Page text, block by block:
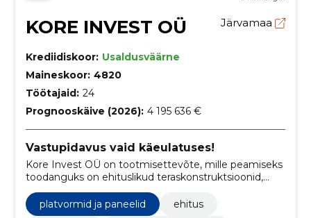
KORE INVEST OÜ Järvamaa
Krediidiskoor: Usaldusväärne
Maineskoor: 4820
Töötajaid: 24
Prognooskäive (2026): 4 195 636 €
Vastupidavus vaid käeulatuses!
Kore Invest OÜ on tootmisettevõte, mille peamiseks
toodanguks on ehituslikud teraskonstruktsioonid,
trepid, piirded, platvormid ja roostevabast terasest
tooted.
platvormid ja paneelid
ehitus